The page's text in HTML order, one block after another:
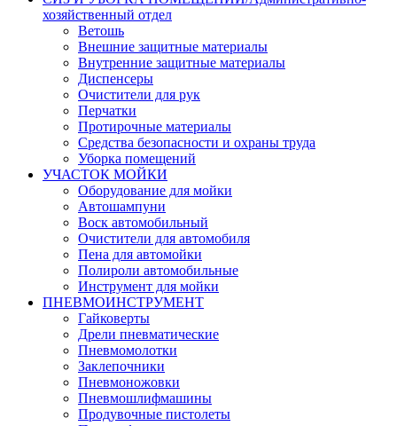
хозяйственный отдел
Ветошь
Внешние защитные материалы
Внутренние защитные материалы
Диспенсеры
Очистители для рук
Перчатки
Протирочные материалы
Средства безопасности и охраны труда
Уборка помещений
УЧАСТОК МОЙКИ
Оборудование для мойки
Автошампуни
Воск автомобильный
Очистители для автомобиля
Пена для автомойки
Полироли автомобильные
Инструмент для мойки
ПНЕВМОИНСТРУМЕНТ
Гайковерты
Дрели пневматические
Пневмомолотки
Заклепочники
Пневмоножовки
Пневмошлифмашины
Продувочные пистолеты